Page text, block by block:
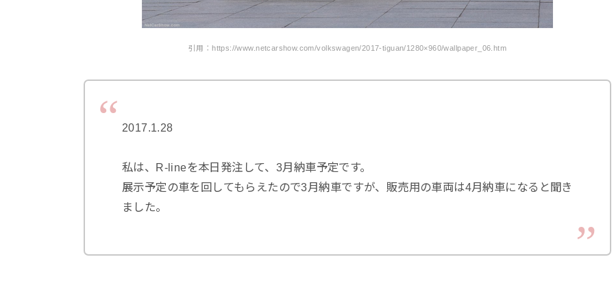
引用：https://www.netcarshow.com/volkswagen/2017-tiguan/1280×960/wallpaper_06.htm
2017.1.28
私は、R-lineを本日発注して、3月納車予定です。
展示予定の車を回してもらえたので3月納車ですが、販売用の車両は4月納車になると聞き
ました。